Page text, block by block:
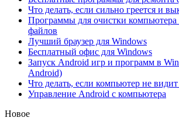
Что делать, если сильно греется и
Программы для очистки
файлов
Лучший браузер для Windows
Бесплатный офис для Windows
Запуск Android игр и программ в
Android)
Что делать, если компьютер не
Управление Android с компьютера
Новое